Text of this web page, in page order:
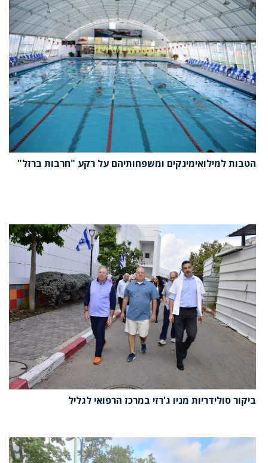
הטבות למילואימינקים ומשפחותיהם על רקע "חרבות ברזל"
ביקור סולידריות מניו ג'רזי במרכז הרפואי לגליל